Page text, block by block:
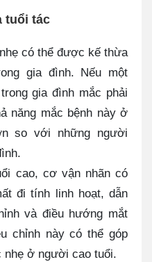
tuổi tác
có thể được kế thừa
gia đình. Nếu một
gia đình mắc phải
năng mắc bệnh này ở
so với những người
cao, cơ vận nhãn có
đi tính linh hoạt, dẫn
và điều hướng mắt
chỉnh này có thể góp
nhẹ ở người cao tuổi.